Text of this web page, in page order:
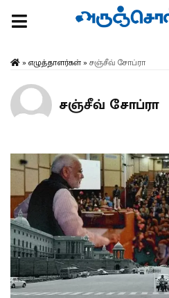
» எழுத்தாளர்கள்» சஞ்சீவ் சோப்ரா
சஞ்சீவ் சோப்ரா